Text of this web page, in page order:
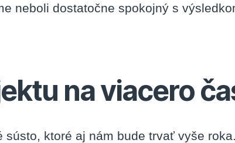
neboli dostatočne spokojný s
na viacero
ktoré aj nám bude trvať vyše